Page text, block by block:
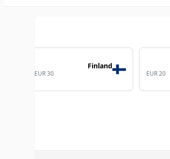
EUR 20
Finland
EUR 30